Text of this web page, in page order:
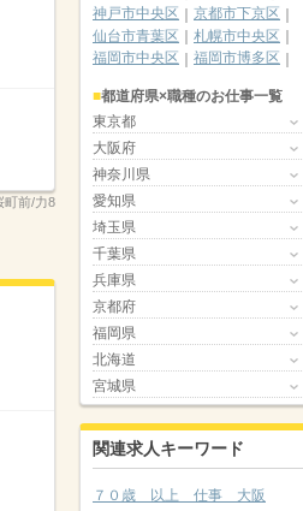
町前/力8
神戸市中央区
京都市下京区
仙台市青葉区
札幌市中央区
福岡市中央区
福岡市博多区
都道府県×職種のお仕事一覧
東京都
大阪府
神奈川県
愛知県
埼玉県
千葉県
兵庫県
京都府
福岡県
北海道
宮城県
関連求人キーワード
７０歳 以上 仕事 大阪